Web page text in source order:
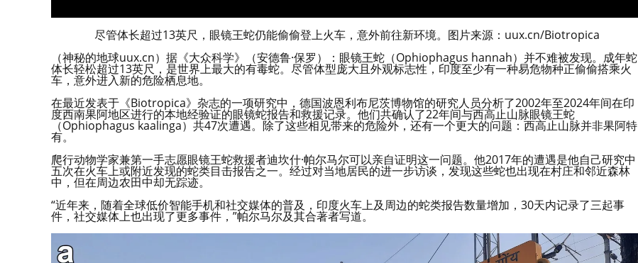
尽管体长超过13英尺，眼镜王蛇仍能偷偷登上火车，意外前往新环境。图片来源：uux.cn/Biotropica
（神秘的地球uux.cn）据《大众科学》（安德鲁·保罗）：眼镜王蛇（Ophiophagus hannah）并不难被发现。成年蛇
体长轻松超过13英尺，是世界上最大的有毒蛇。尽管体型庞大且外观标志性，印度至少有一种易危物种正偷偷搭乘火
车，意外进入新的危险栖息地。
在最近发表于《Biotropica》杂志的一项研究中，德国波恩利布尼茨博物馆的研究人员分析了2002年至2024年间在印
度西南果阿地区进行的本地经验证的眼镜蛇报告和救援记录。他们共确认了22年间与西高止山脉眼镜王蛇
（Ophiophagus kaalinga）共47次遭遇。除了这些相见带来的危险外，还有一个更大的问题：西高止山脉并非果阿特
有。
爬行动物学家兼第一手志愿眼镜王蛇救援者迪坎什·帕尔马尔可以亲自证明这一问题。他2017年的遭遇是他自己研究中
五次在火车上或附近发现的蛇类目击报告之一。经过对当地居民的进一步访谈，发现这些蛇也出现在村庄和邻近森林
中，但在周边农田中却无踪迹。
“近年来，随着全球低价智能手机和社交媒体的普及，印度火车上及周边的蛇类报告数量增加，30天内记录了三起事
件，社交媒体上也出现了更多事件，”帕尔马尔及其合著者写道。